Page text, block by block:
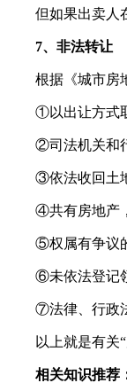
但如果出卖人
7、非法转让
根据《城市房
①以出让方式
②司法机关和
③依法收回土
④共有房地产
⑤权属有争议
⑥未依法登记
⑦法律、行政
以上就是有关
相关知识推荐